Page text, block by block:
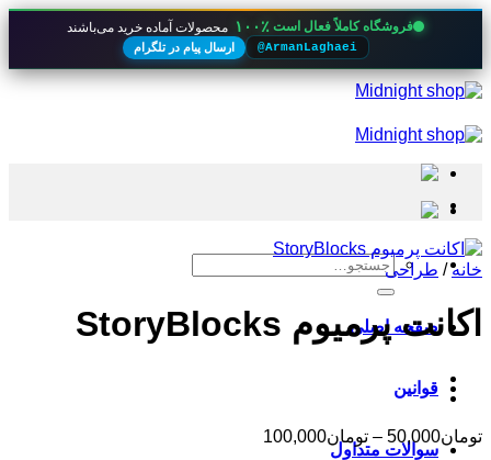
فروشگاه کاملاً فعال است ۱۰۰٪ محصولات آماده خرید می‌باشند
@ArmanLaghaei ارسال پیام در تلگرام
Skip
to
جستجو
برای:
صفحه اصلی
قوانین
سوالات متداول
خانه / طراحی
اکانت پرمیوم StoryBlocks
تومان50,000
– تومان100,000